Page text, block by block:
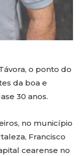
o ponto do
da boa e
30 anos.
no município
Francisco
cearense no